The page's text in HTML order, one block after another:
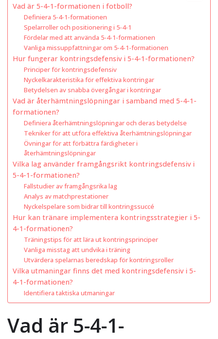
Vad är 5-4-1-formationen i fotboll?
Definiera 5-4-1-formationen
Spelarroller och positionering i 5-4-1
Fördelar med att använda 5-4-1-formationen
Vanliga missuppfattningar om 5-4-1-formationen
Hur fungerar kontringsdefensiv i 5-4-1-formationen?
Principer för kontringsdefensiv
Nyckelkarakteristika för effektiva kontringar
Betydelsen av snabba övergångar i kontringar
Vad är återhämtningslöpningar i samband med 5-4-1-
formationen?
Definiera återhämtningslöpningar och deras betydelse
Tekniker för att utföra effektiva återhämtningslöpningar
Övningar för att förbättra färdigheter i
återhämtningslöpningar
Vilka lag använder framgångsrikt kontringsdefensiv i
5-4-1-formationen?
Fallstudier av framgångsrika lag
Analys av matchprestationer
Nyckelspelare som bidrar till kontringssuccé
Hur kan tränare implementera kontringsstrategier i 5-
4-1-formationen?
Träningstips för att lära ut kontringsprinciper
Vanliga misstag att undvika i träning
Utvärdera spelarnas beredskap för kontringsroller
Vilka utmaningar finns det med kontringsdefensiv i 5-
4-1-formationen?
Identifiera taktiska utmaningar
Vad är 5-4-1-